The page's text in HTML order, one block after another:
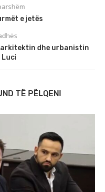
e jetës
dhe urbanistin
Luci
TË PËLQENI